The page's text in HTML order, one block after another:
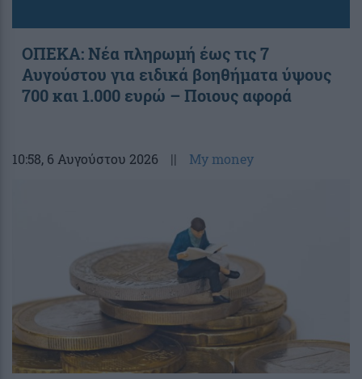
ΟΠΕΚΑ: Νέα πληρωμή έως τις 7
Αυγούστου για ειδικά βοηθήματα ύψους
700 και 1.000 ευρώ – Ποιους αφορά
10:58, 6 Αυγούστου 2026 || My money